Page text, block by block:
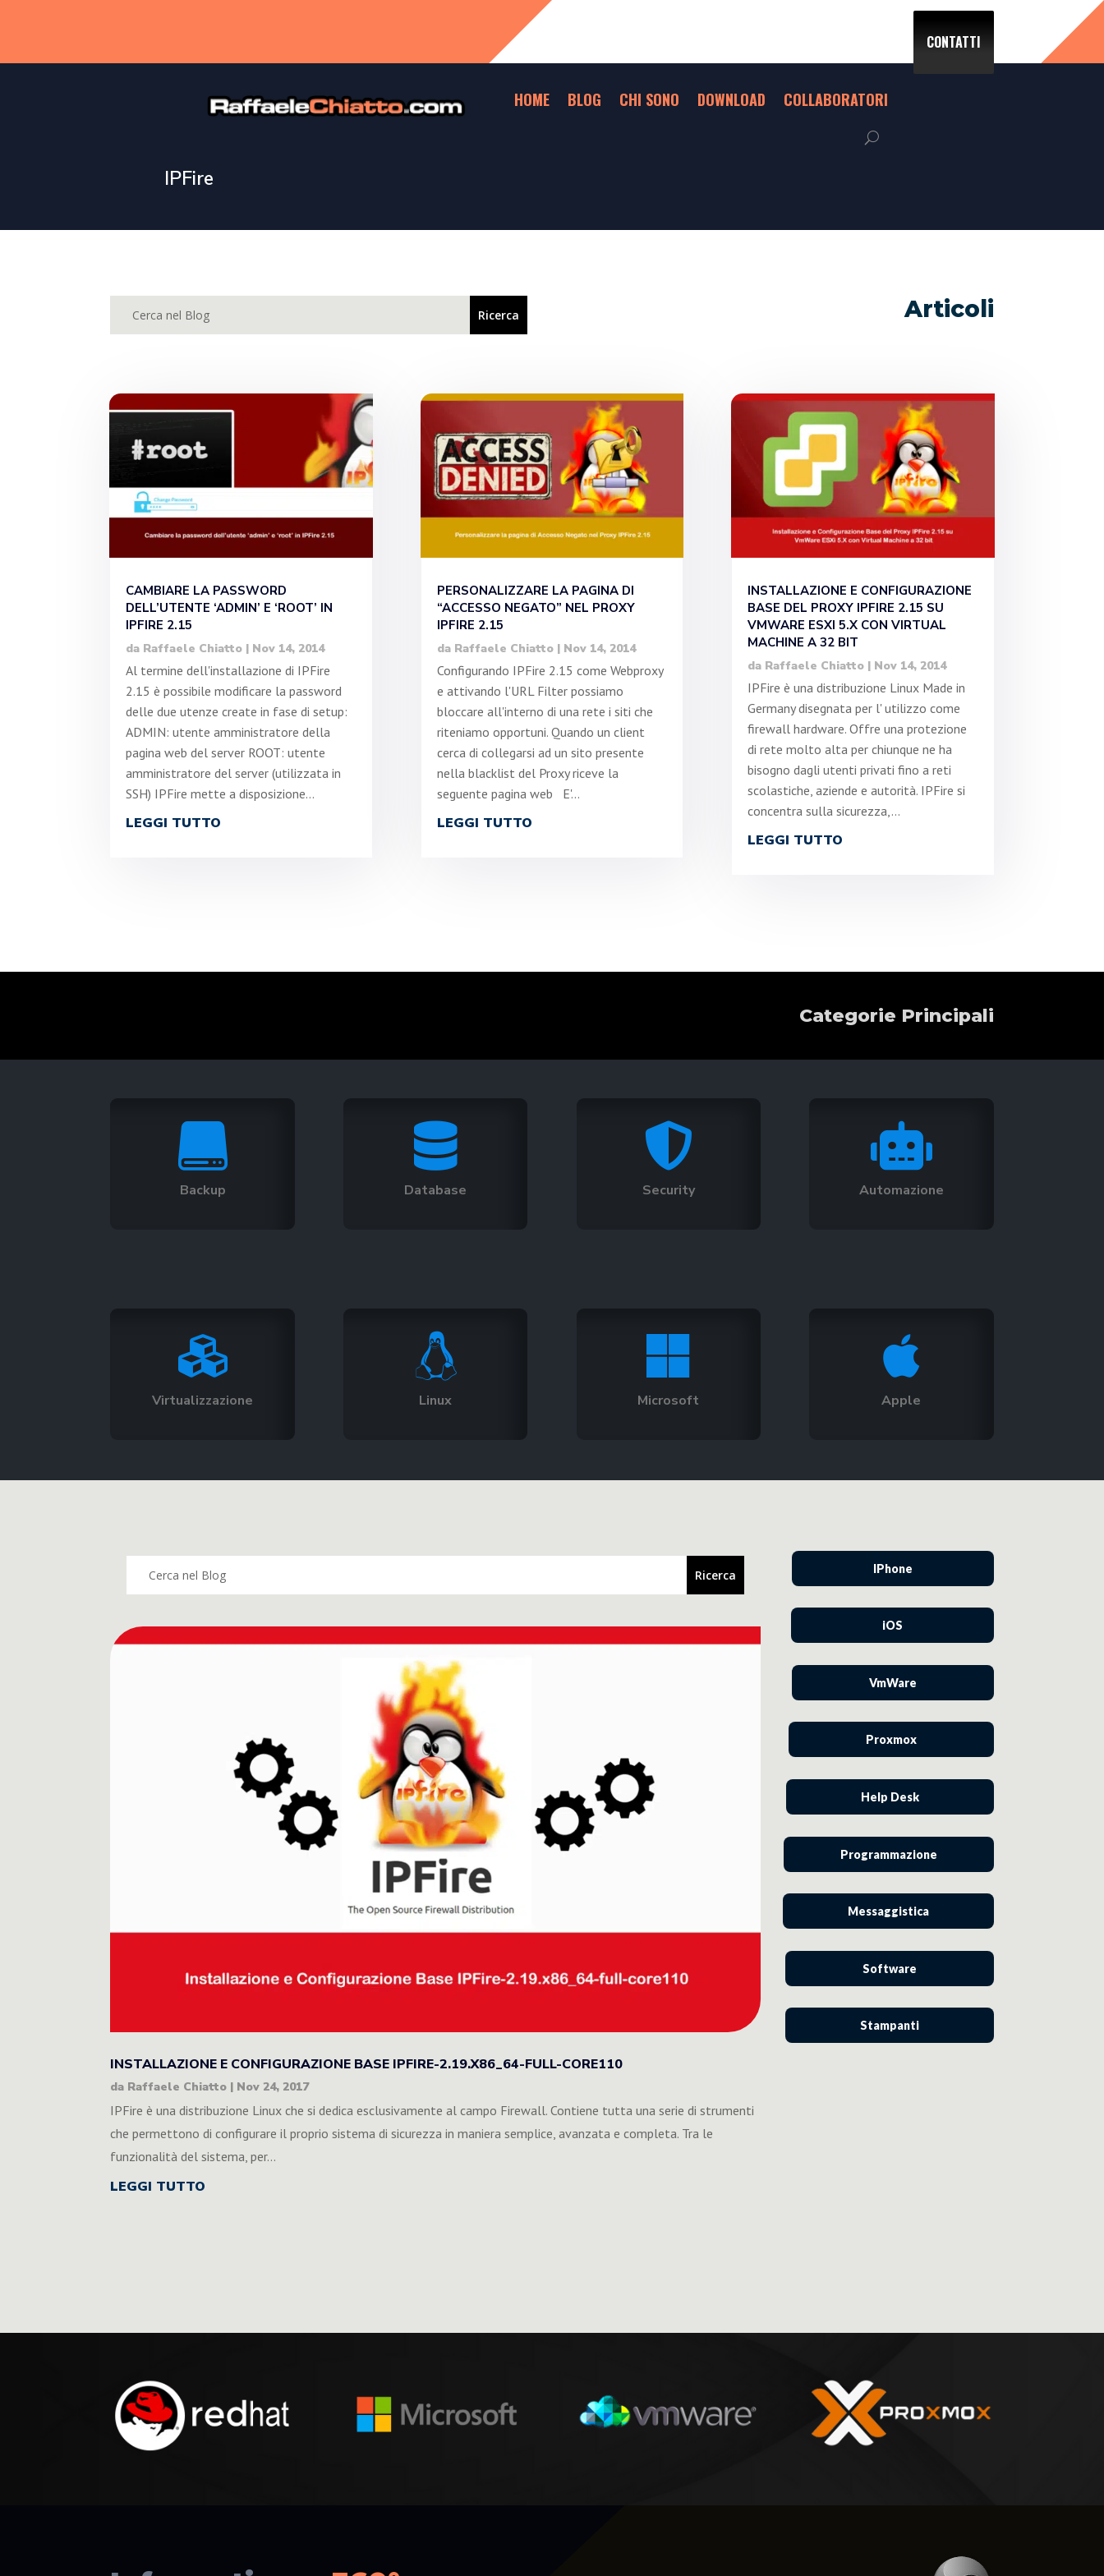
HOME BLOG CHI SONO DOWNLOAD COLLABORATORI
CONTATTI
IPFire
Articoli
CAMBIARE LA PASSWORD
DELL’UTENTE ‘ADMIN’ E ‘ROOT’ IN
IPFIRE 2.15
da Raffaele Chiatto | Nov 14, 2014
Al termine dell'installazione di IPFire
2.15 è possibile modificare la password
delle due utenze create in fase di setup:
ADMIN: utente amministratore della
pagina web del server ROOT: utente
amministratore del server (utilizzata in
SSH) IPFire mette a disposizione...
LEGGI TUTTO
PERSONALIZZARE LA PAGINA DI
“ACCESSO NEGATO” NEL PROXY
IPFIRE 2.15
da Raffaele Chiatto| Nov 14, 2014
Configurando IPFire 2.15 come Webproxy
e attivando l'URL Filter possiamo
bloccare all'interno di una rete i siti che
riteniamo opportuni. Quando un client
cerca di collegarsi ad un sito presente
nella blacklist del Proxy riceve la
seguente pagina web E'...
LEGGI TUTTO
INSTALLAZIONE E CONFIGURAZIONE
BASE DEL PROXY IPFIRE 2.15 SU
VMWARE ESXI 5.X CON VIRTUAL
MACHINE A 32 BIT
da Raffaele Chiatto| Nov 14, 2014
IPFire è una distribuzione Linux Made in
Germany disegnata per l' utilizzo come
firewall hardware. Offre una protezione
di rete molto alta per chiunque ne ha
bisogno dagli utenti privati fino a reti
scolastiche, aziende e autorità. IPFire si
concentra sulla sicurezza,...
LEGGI TUTTO
Categorie Principali

Backup

Database

Security

Automazione

Virtualizzazione

Linux

Microsoft

Apple
INSTALLAZIONE E CONFIGURAZIONE BASE IPFIRE-2.19.X86_64-FULL-CORE110
da Raffaele Chiatto | Nov 24, 2017
IPFire è una distribuzione Linux che si dedica esclusivamente al campo Firewall. Contiene tutta una serie di strumenti
che permettono di configurare il proprio sistema di sicurezza in maniera semplice, avanzata e completa. Tra le
funzionalità del sistema, per...
LEGGI TUTTO
IPhone
iOS
VmWare
Proxmox
Help Desk
Programmazione
Messaggistica
Software
Stampanti